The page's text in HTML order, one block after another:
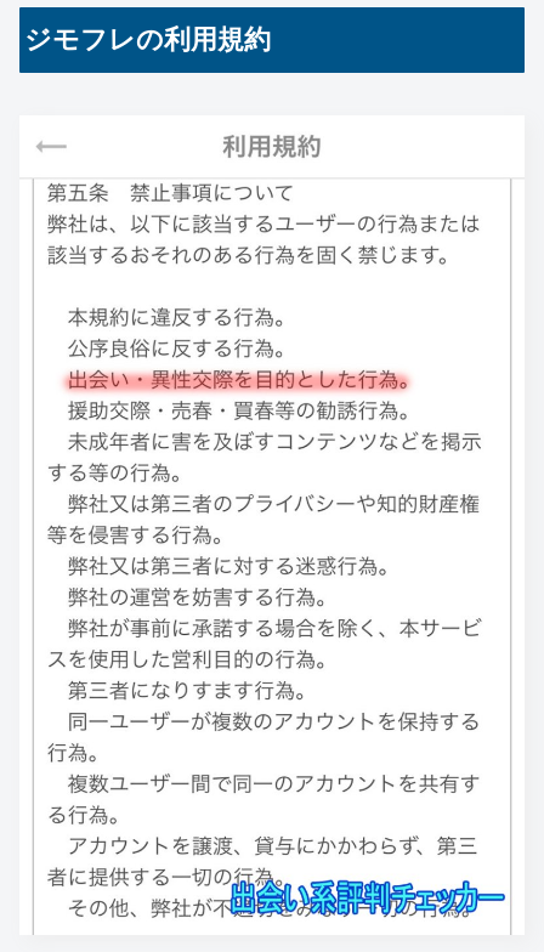
ジモフレの利用規約